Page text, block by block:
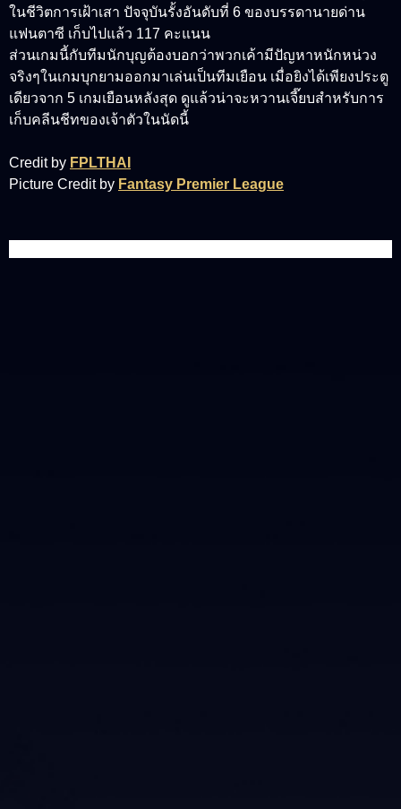
ในชีวิตการเฝ้าเสา ปัจจุบันรั้งอันดับที่ 6 ของบรรดานายด่าน
แฟนตาซี เก็บไปแล้ว 117 คะแนน
ส่วนเกมนี้กับทีมนักบุญต้องบอกว่าพวกเค้ามีปัญหาหนักหน่วง
จริงๆในเกมบุกยามออกมาเล่นเป็นทีมเยือน เมื่อยิงได้เพียงประตู
เดียวจาก 5 เกมเยือนหลังสุด ดูแล้วน่าจะหวานเจี๊ยบสำหรับการ
เก็บคลีนชีทของเจ้าตัวในนัดนี้
Credit by FPLTHAI
Picture Credit by Fantasy Premier League